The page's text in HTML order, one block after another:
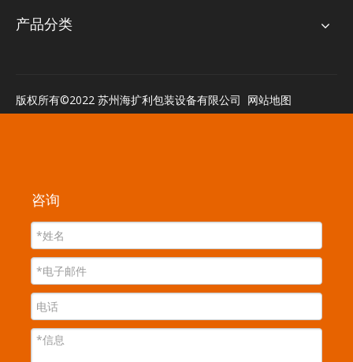
产品分类
版权所有©2022 苏州海扩利包装设备有限公司 网站地图
咨询